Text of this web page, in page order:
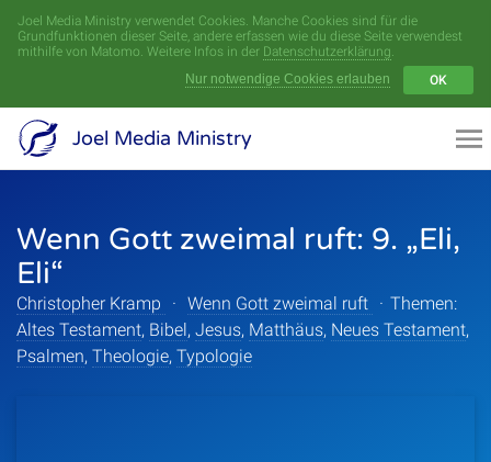
Joel Media Ministry verwendet Cookies. Manche Cookies sind für die
Grundfunktionen dieser Seite, andere erfassen wie du diese Seite verwendest
mithilfe von Matomo. Weitere Infos in der Datenschutzerklärung.
Nur notwendige Cookies erlauben
OK
Joel Media Ministry
Wenn Gott zweimal ruft: 9. „Eli,
Eli“
Christopher Kramp · Wenn Gott zweimal ruft · Themen:
Altes Testament, Bibel, Jesus, Matthäus, Neues Testament,
Psalmen, Theologie, Typologie
Menü
Videoarchiv
Serien
Themen